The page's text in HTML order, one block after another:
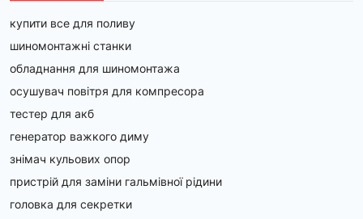
купити все для поливу
шиномонтажні станки
обладнання для шиномонтажа
осушувач повітря для компресора
тестер для акб
генератор важкого диму
знімач кульових опор
пристрій для заміни гальмівної рідини
головка для секретки